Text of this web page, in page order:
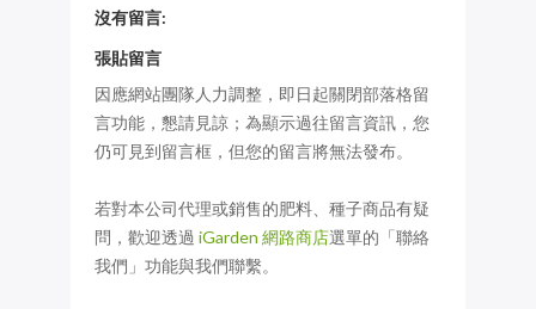
沒有留言:
張貼留言
因應網站團隊人力調整，即日起關閉部落格留
言功能，懇請見諒；為顯示過往留言資訊，您
仍可見到留言框，但您的留言將無法發布。
若對本公司代理或銷售的肥料、種子商品有疑
問，歡迎透過 iGarden 網路商店選單的「聯絡
我們」功能與我們聯繫。